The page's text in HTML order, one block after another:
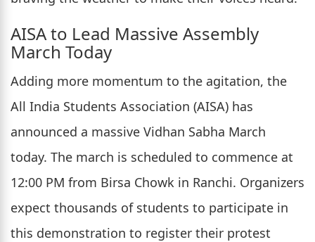
AISA to Lead Massive Assembly
March Today
Adding more momentum to the agitation, the
All India Students Association (AISA) has
announced a massive Vidhan Sabha March
today. The march is scheduled to commence at
12:00 PM from Birsa Chowk in Ranchi. Organizers
expect thousands of students to participate in
this demonstration to register their protest